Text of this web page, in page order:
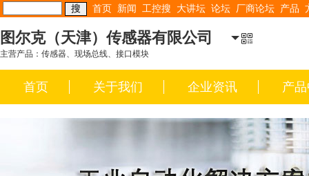
首页 新闻 工控搜 大讲坛 论坛 厂商论坛 产品
图尔克（天津）传感器有限公司
主营产品：传感器、现场总线、接口模块
首页 关于我们 企业资讯 产